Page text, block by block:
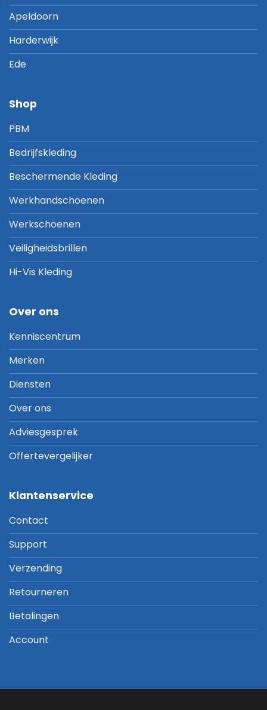
Apeldoorn
Harderwijk
Ede
Shop
PBM
Bedrijfskleding
Beschermende Kleding
Werkhandschoenen
Werkschoenen
Veiligheidsbrillen
Hi-Vis Kleding
Over ons
Kenniscentrum
Merken
Diensten
Over ons
Adviesgesprek
Offertevergelijker
Klantenservice
Contact
Support
Verzending
Retourneren
Betalingen
Account